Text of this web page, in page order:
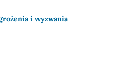
i wyzwania